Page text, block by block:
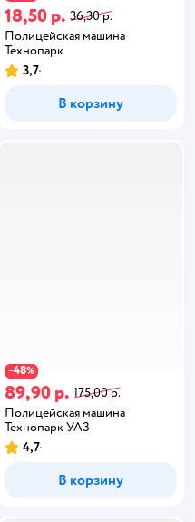
18,50 р. 36,30 р.
Полицейская машина
Технопарк
3,7
В корзину
−48%
89,90 р. 175,00 р.
Полицейская машина
Технопарк УАЗ
4,7
В корзину